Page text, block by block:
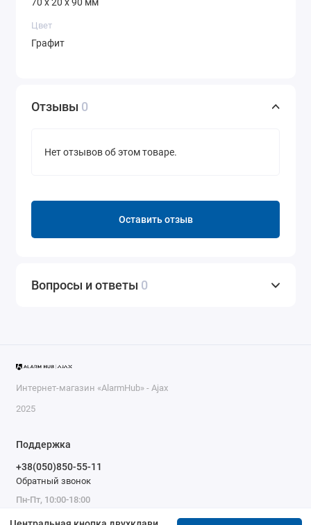
Цвет
Графит
Отзывы 0
Нет отзывов об этом товаре.
Оставить отзыв
Вопросы и ответы 0
Интернет-магазин «AlarmHub» - Ajax
2025
Поддержка
+38(050)850-55-11
Обратный звонок
Пн-Пт, 10:00-18:00